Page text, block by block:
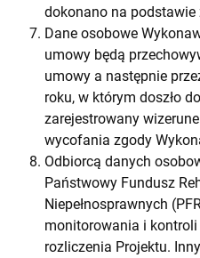
dokonano na
Dane osobowe
umowy będą
umowy a następnie
roku, w którym doszło
zarejestrowany
wycofania zgody
Odbiorcą danych
Państwowy Fundusz
Niepełnosprawnych
monitorowania i
rozliczenia Projektu.